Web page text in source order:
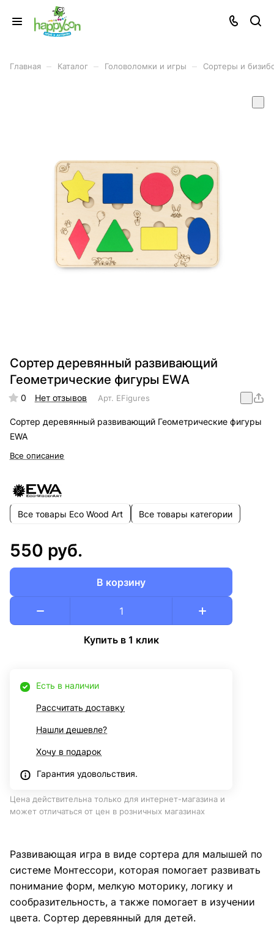
Главная Каталог Головоломки и игры Сортеры и
Сортер деревянный развивающий
Геометрические фигуры EWA
0 Нет отзывов Арт. EFigures
Сортер деревянный развивающий Геометрические фигуры
EWA
Все описание
Все товары Eco Wood Art Все товары категории
550 руб.
В корзину
Купить в 1 клик
Есть в наличии
Рассчитать доставку
Нашли дешевле?
Хочу в подарок
Гарантия удовольствия.
Цена действительна только для интернет-магазина и
может отличаться от цен в розничных магазинах
Развивающая игра в виде сортера для малышей по
системе Монтессори, которая помогает развивать
понимание форм, мелкую моторику, логику и
сообразительность, а также помогает в изучении
цвета. Сортер деревянный для детей.